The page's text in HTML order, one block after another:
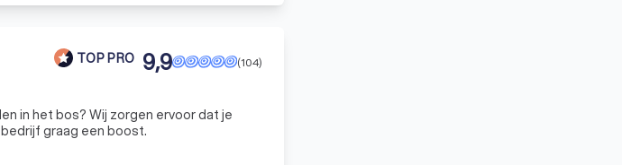
TOP PRO (104)
9,9
in het bos? Wij zorgen ervoor dat je
graag een boost.